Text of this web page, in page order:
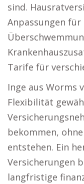
sind.
Anpassungen für
Tarife für
Inge aus Worms
Flexibilität
bekommen,
entstehen. Ein
Versicherungen
langfristige